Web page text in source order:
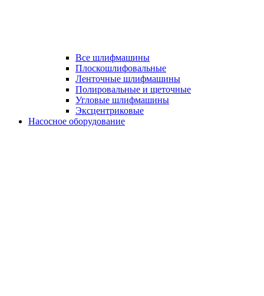
Все шлифмашины
Плоскошлифовальные
Ленточные шлифмашины
Полировальные и щеточные
Угловые шлифмашины
Эксцентриковые
Насосное оборудование